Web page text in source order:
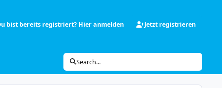
bist bereits registriert? Hier anmelden Jetzt registrieren
Search...